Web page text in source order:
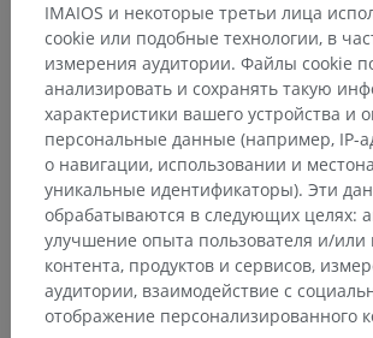
Island (FL): StatPearls Publishing; 2022 Jan-.
https://www.ncbi.nlm.nih.gov/books/NBK545206/
Галерея
IMAIOS и некоторые третьи лица
cookie или подобные технологии, в
измерения аудитории. Файлы cookie
анализировать и сохранять такую
характеристики вашего устройства и
персональные данные (например, IP-
о навигации, использовании и
уникальные идентификаторы). Эти
обрабатываются в следующих целях:
улучшение опыта пользователя и/или
контента, продуктов и сервисов,
аудитории, взаимодействие с
отображение персонализированного